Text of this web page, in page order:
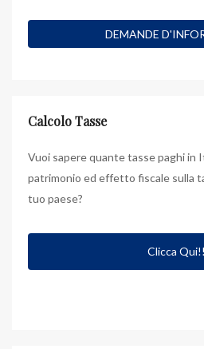
Calcolo Tasse
Vuoi sapere quante tasse paghi in
patrimonio ed effetto fiscale sulla
tuo paese?
Clicca